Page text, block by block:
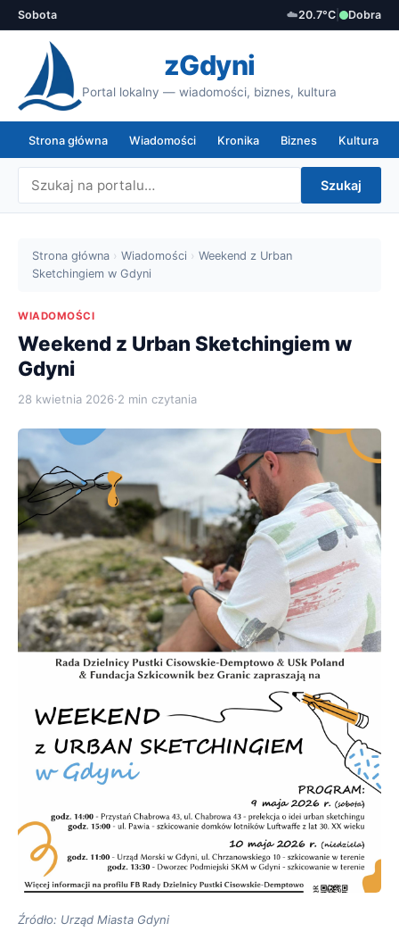
Sobota ☁️20.7°C Dobra
zGdyni
Portal lokalny — wiadomości, biznes, kultura
Strona główna Wiadomości Kronika Biznes Kultura
Szukaj
Strona główna › Wiadomości › Weekend z Urban
Sketchingiem w Gdyni
WIADOMOŚCI
Weekend z Urban Sketchingiem w
Gdyni
28 kwietnia 2026·2 min czytania
Źródło: Urząd Miasta Gdyni